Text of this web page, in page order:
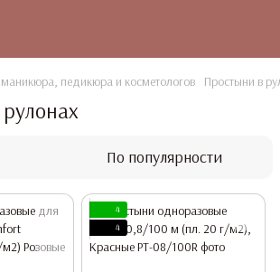
педикюра и косметологов Простыни в
По популярности
4
4